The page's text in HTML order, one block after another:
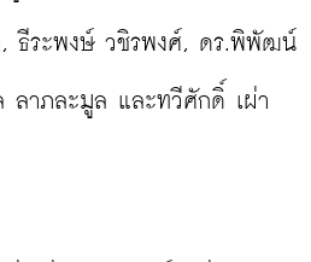
ธีระพงษ์ วชิรพงศ์, ดร.พิพัฒน์
ลาภละมูล และทวีศักดิ์ เผ่า